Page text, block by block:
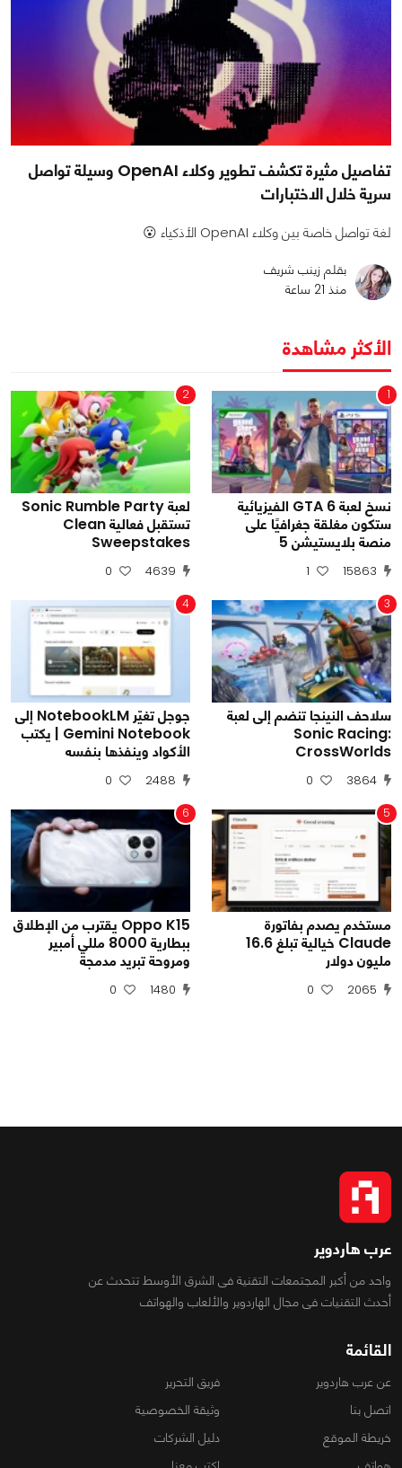
تفاصيل مثيرة تكشف تطوير وكلاء OpenAI وسيلة تواصل
سرية خلال الاختبارات
لغة تواصل خاصة بين وكلاء OpenAI الأذكياء 😮
بقلم زينب شريف
منذ 21 ساعة
الأكثر مشاهدة
1
نسخ لعبة GTA 6 الفيزيائية
ستكون مغلقة جغرافيًا على
منصة بلايستيشن 5
15863
1
2
لعبة Sonic Rumble Party
تستقبل فعالية Clean
Sweepstakes
4639
0
3
سلاحف النينجا تنضم إلى لعبة
Sonic Racing:
CrossWorlds
3864
0
4
جوجل تغيّر NotebookLM إلى
Gemini Notebook | يكتب
الأكواد وينفذها بنفسه
2488
0
5
مستخدم يصدم بفاتورة
Claude خيالية تبلغ 16.6
مليون دولار
2065
0
6
Oppo K15 يقترب من الإطلاق
ببطارية 8000 مللي أمبير
ومروحة تبريد مدمجة
1480
0
عرب هاردوير
واحد من أكبر المجتمعات التقنية فى الشرق الأوسط تتحدث عن
أحدث التقنيات فى مجال الهاردوير والألعاب والهواتف
القائمة
عن عرب هاردوير
فريق التحرير
اتصل بنا
وثيقة الخصوصية
خريطة الموقع
دليل الشركات